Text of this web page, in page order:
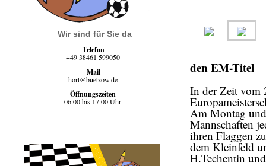
Wir sind für Sie da
Telefon
+49 38461 599050
Mail
hort@buetzow.de
Öffnungszeiten
06:00 bis 17:00 Uhr
den EM-Titel
In der Zeit vom
Am Montag
Mannschaften
ihren Flaggen
dem Kleinfeld
H.Techentin